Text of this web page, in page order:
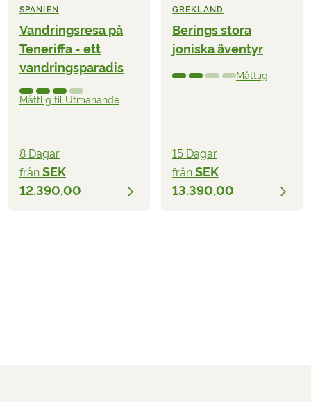
SPANIEN
Vandringsresa på
Teneriffa - ett
vandringsparadis
Måttlig til Utmanande
8 Dagar
från SEK
12.390,00
GREKLAND
Berings stora
joniska äventyr
Måttlig
15 Dagar
från SEK
13.390,00